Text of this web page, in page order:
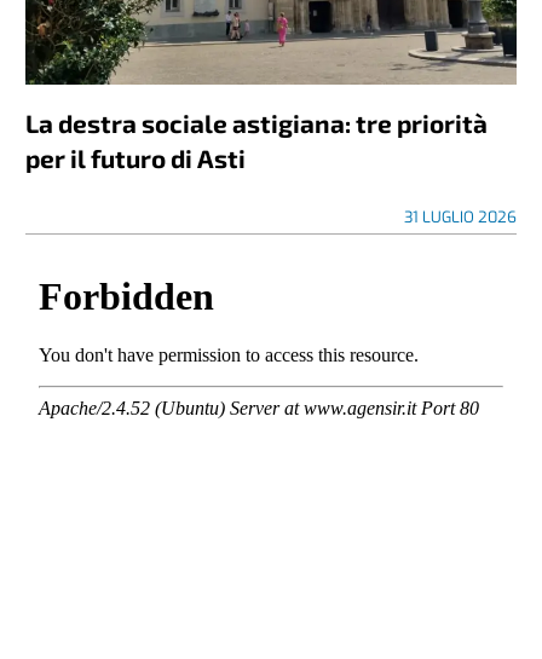
La destra sociale astigiana: tre priorità
per il futuro di Asti
31 LUGLIO 2026